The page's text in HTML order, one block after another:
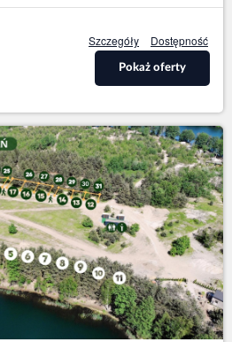
Szczegóły Dostępność
Pokaż oferty